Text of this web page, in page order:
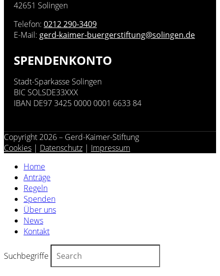
42651 Solingen
Telefon: 0212 290-3409
E-Mail: gerd-kaimer-buergerstiftung@solingen.de
SPENDENKONTO
Stadt-Sparkasse Solingen
BIC SOLSDE33XXX
IBAN DE97 3425 0000 0001 6633 84
Copyright 2026 – Gerd-Kaimer-Stiftung
Cookies | Datenschutz | Impressum
Home
Anträge
Regeln
Spenden
Über uns
News
Kontakt
Suchbegriffe